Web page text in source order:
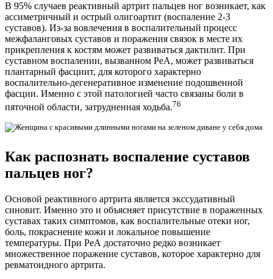
В 95% случаев реактивный артрит пальцев ног возникает, как
ассиметричный и острый олигоартит (воспаление 2-3
суставов). Из-за вовлечения в воспалительный процесс
межфаланговых суставов и поражения связок в месте их
прикрепления к костям может развиваться дактилит. При
суставном воспалении, вызванном РеА, может развиваться
плантарный фасциит, для которого характерно
воспалительно-дегенеративное изменение подошвенной
фасции. Именно с этой патологией часто связаны боли в
пяточной области, затрудненная ходьба.76
Как распознать воспаление суставов
пальцев ног?
Основой реактивного артрита является экссудативный
синовит. Именно это и объясняет присутствие в пораженных
суставах таких симптомов, как воспалительные отеки ног,
боль, покраснение кожи и локальное повышение
температуры. При РеА достаточно редко возникает
множественное поражение суставов, которое характерно для
ревматоидного артрита.